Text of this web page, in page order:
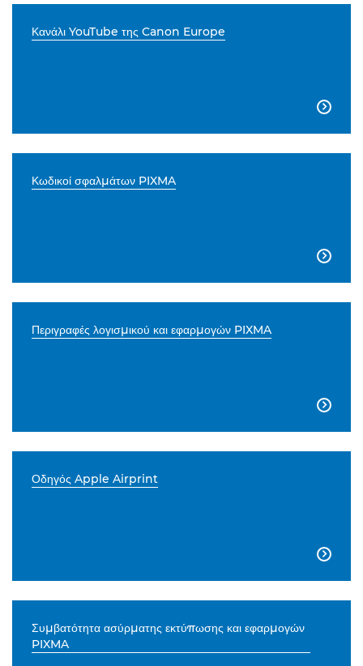
Κανάλι YouTube της Canon Europe

Κωδικοί σφαλμάτων PIXMA

Περιγραφές λογισμικού και εφαρμογών PIXMA

Οδηγός Apple Airprint

Συμβατότητα ασύρματης εκτύπωσης και εφαρμογών
PIXMA